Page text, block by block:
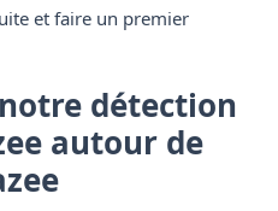
et faire un premier
détection
autour de